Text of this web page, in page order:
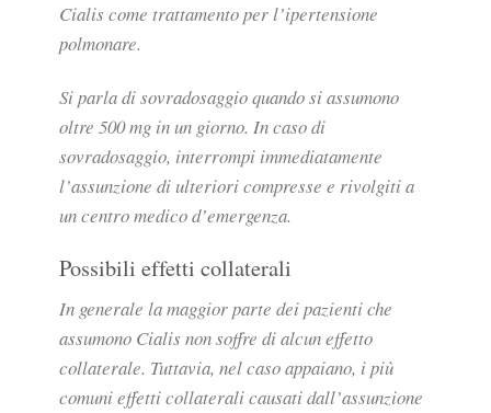
Cialis come trattamento per l’ipertensione
polmonare.
Si parla di sovradosaggio quando si assumono
oltre 500 mg in un giorno. In caso di
sovradosaggio, interrompi immediatamente
l’assunzione di ulteriori compresse e rivolgiti a
un centro medico d’emergenza.
Possibili effetti collaterali
In generale la maggior parte dei pazienti che
assumono Cialis non soffre di alcun effetto
collaterale. Tuttavia, nel caso appaiano, i più
comuni effetti collaterali causati dall’assunzione